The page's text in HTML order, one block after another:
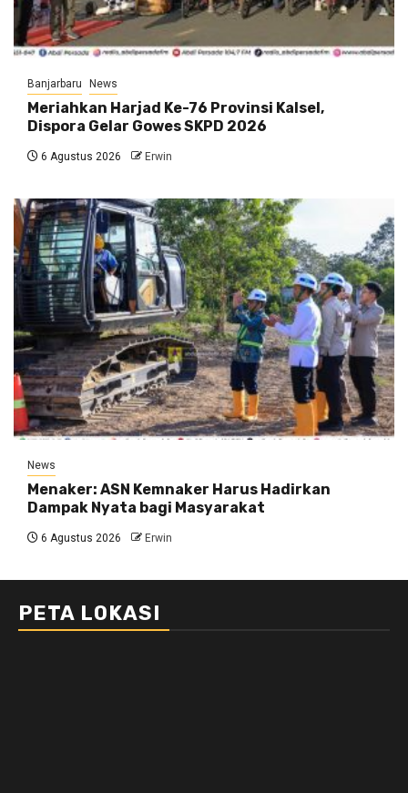
Banjarbaru News
Meriahkan Harjad Ke-76 Provinsi Kalsel,
Dispora Gelar Gowes SKPD 2026
6 Agustus 2026 Erwin
News
Menaker: ASN Kemnaker Harus Hadirkan
Dampak Nyata bagi Masyarakat
6 Agustus 2026 Erwin
PETA LOKASI